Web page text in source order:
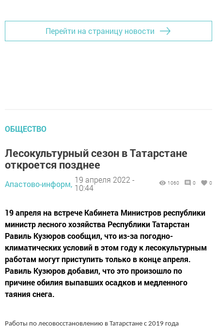
Перейти на страницу новости
ОБЩЕСТВО
Лесокультурный сезон в Татарстане
откроется позднее
Апастово-информ, 19 апреля 2022 -
10:44
1060 0 0
19 апреля на встрече Кабинета Министров республики
министр лесного хозяйства Республики Татарстан
Равиль Кузюров сообщил, что из-за погодно-
климатических условий в этом году к лесокультурным
работам могут приступить только в конце апреля.
Равиль Кузюров добавил, что это произошло по
причине обилия выпавших осадков и медленного
таяния снега.
Работы по лесовосстановлению в Татарстане с 2019 года